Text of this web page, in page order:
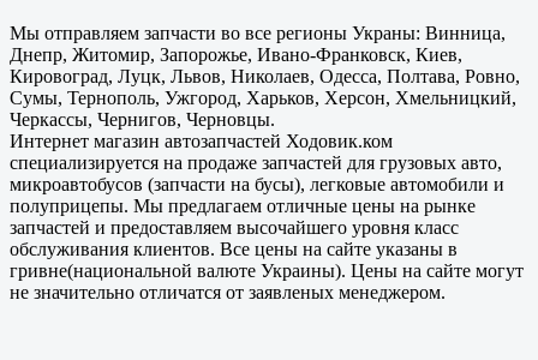
Мы отправляем запчасти во все регионы Украны: Винница,
Днепр, Житомир, Запорожье, Ивано-Франковск, Киев,
Кировоград, Луцк, Львов, Николаев, Одесса, Полтава, Ровно,
Сумы, Тернополь, Ужгород, Харьков, Херсон, Хмельницкий,
Черкассы, Чернигов, Черновцы.
Интернет магазин автозапчастей Ходовик.ком
специализируется на продаже запчастей для грузовых авто,
микроавтобусов (запчасти на бусы), легковые автомобили и
полуприцепы. Мы предлагаем отличные цены на рынке
запчастей и предоставляем высочайшего уровня класс
обслуживания клиентов. Все цены на сайте указаны в
гривне(национальной валюте Украины). Цены на сайте могут
не значительно отличатся от заявленых менеджером.